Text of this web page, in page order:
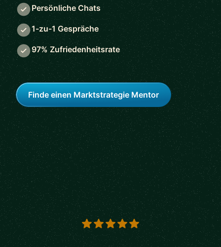
Persönliche Chats
1-zu-1 Gespräche
97% Zufriedenheitsrate
Finde einen Marktstrategie Mentor
5 out of 5 stars